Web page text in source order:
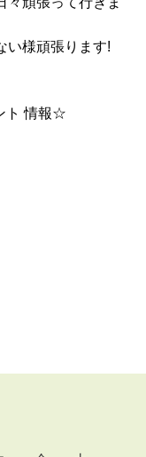
い様頑張ります!
ト 情報☆